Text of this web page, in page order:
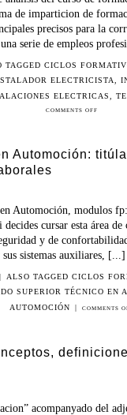
de imparticion de
precisos para la
serie de empleos
TAGGEDCICLOS
ELECTRICISTA,
ELECTRICAS,
COMMENTS OFF
Automoción:
Automoción, modulos
decides cursar esta área
y de
sistemas auxiliares, [...]
| ALSO TAGGEDCICLOS
SUPERIOR TÉCNICO EN
AUTOMOCIÓN
| COMMENTS
acompanyado del